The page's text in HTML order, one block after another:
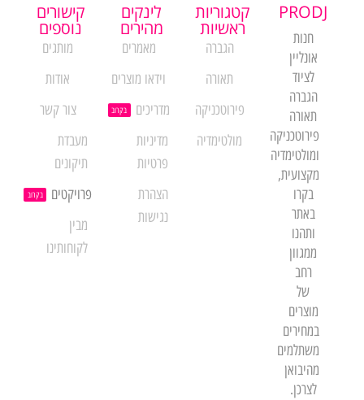
PRODJ
חנות
אונליין
לציוד
הגברה
תאורה
פירוטכניקה
ומולטימדיה
מקצועית,
בקרו
באתר
ותהנו
ממגוון
רחב
של
מוצרים
במחירים
משתלמים
מהיבואן
לצרכן.
קטגוריות
ראשיות
הגברה
תאורה
פירוטכניקה
מולטימדיה
לינקים
מהירים
מאמרים
וידאו מוצרים
מדריכים
בקרוב
מדיניות
פרטיות
הצהרת
נגישות
קישורים
נוספים
מותגים
אודות
צור קשר
מעבדת
תיקונים
פרויקטים
בקרוב
מבין
לקוחותינו